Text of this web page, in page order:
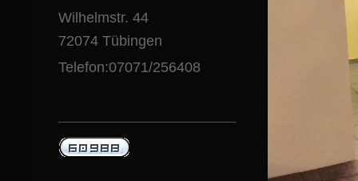
Wilhelmstr. 44
72074 Tübingen
Telefon:07071/256408